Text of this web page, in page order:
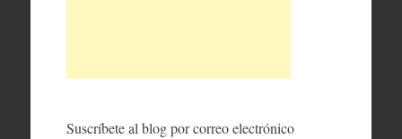
Suscríbete al blog por correo electrónico